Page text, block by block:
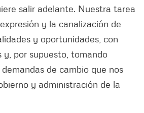
salir adelante. Nuestra tarea
y la canalización de
y oportunidades, con
y, por supuesto, tomando
de cambio que nos
y administración de la